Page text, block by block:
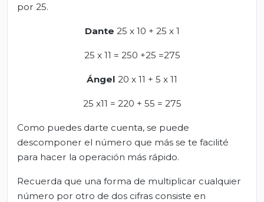
por 25.
Dante 25 x 10 + 25 x 1
25 x 11 = 250 +25 =275
Ángel 20 x 11 + 5 x 11
25 x11 = 220 + 55 = 275
Como puedes darte cuenta, se puede
descomponer el número que más se te facilité
para hacer la operación más rápido.
Recuerda que una forma de multiplicar cualquier
número por otro de dos cifras consiste en